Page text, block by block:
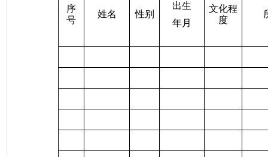
序
号
姓名 性别
出生
年月
文化程
度